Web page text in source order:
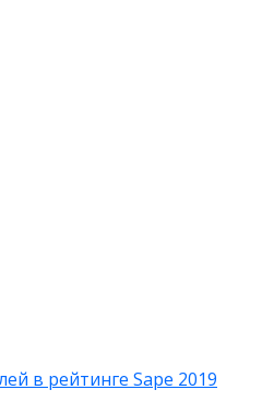
в рейтинге Sape 2019